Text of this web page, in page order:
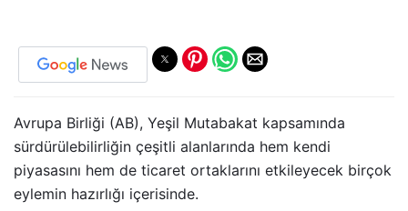
Avrupa Birliği (AB), Yeşil Mutabakat kapsamında
sürdürülebilirliğin çeşitli alanlarında hem kendi
piyasasını hem de ticaret ortaklarını etkileyecek birçok
eylemin hazırlığı içerisinde.